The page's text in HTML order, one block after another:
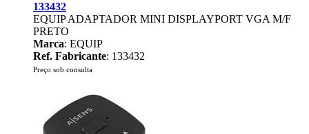
133432
EQUIP ADAPTADOR MINI DISPLAYPORT VGA M/F
PRETO
Marca: EQUIP
Ref. Fabricante: 133432
Preço sob consulta